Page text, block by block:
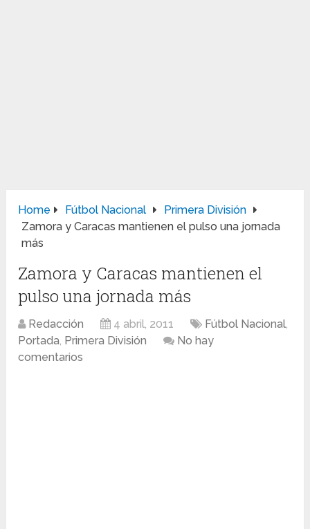
Home Fútbol Nacional
Primera División
Zamora y Caracas mantienen el pulso una jornada
más
Zamora y Caracas mantienen el
pulso una jornada más
Redacción 4 abril, 2011 Fútbol Nacional,
Portada, Primera División
No hay
comentarios